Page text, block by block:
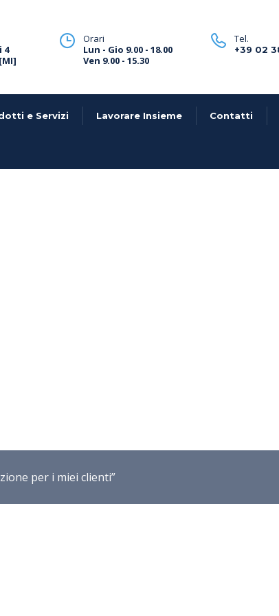
Tel.
+39 02
Orari
Lun - Gio 9.00 - 18.00
Ven 9.00 - 15.30
4
e Servizi Lavorare Insieme Contatti
per i miei clienti”